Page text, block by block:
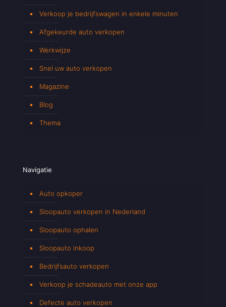
Verkoop je bedrijfswagen in enkele minuten
Afgekeurde auto verkopen
Werkwijze
Snel uw auto verkopen
Magazine
Blog
Thema
Navigatie
Auto opkoper
Sloopauto verkopen in Nederland
Sloopauto ophalen
Sloopauto inkoop
Bedrijfsauto verkopen
Verkoop je schadeauto met onze app
Defecte auto verkopen